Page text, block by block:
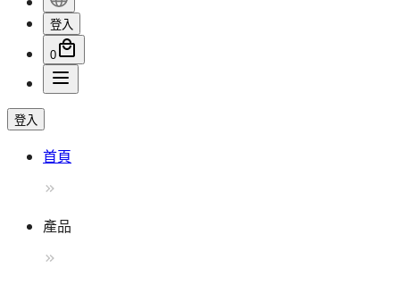
登入
0
登入
首頁
產品